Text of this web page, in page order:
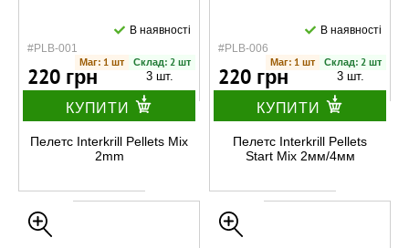
#PLB-001
В наявності
Маг: 1 шт Склад: 2 шт
220 грн 3 шт.
КУПИТИ
Пелетс Interkrill Pellets Mix
2mm
#PLB-006
В наявності
Маг: 1 шт Склад: 2 шт
220 грн 3 шт.
КУПИТИ
Пелетс Interkrill Pellets
Start Mix 2мм/4мм